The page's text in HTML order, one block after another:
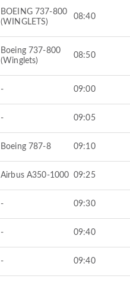
BOEING 737-800
(WINGLETS)
08:40
Boeing 737-800
(Winglets)
08:50
- 09:00
- 09:05
Boeing 787-8 09:10
Airbus A350-1000 09:25
- 09:30
- 09:40
- 09:40